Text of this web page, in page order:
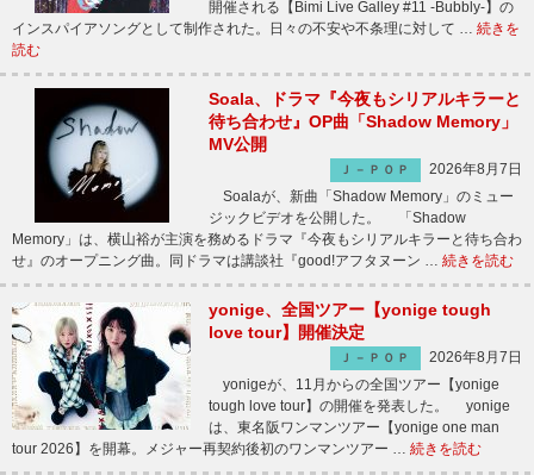
開催される【Bimi Live Galley #11 -Bubbly-】の
インスパイアソングとして制作された。日々の不安や不条理に対して … 続きを
読む
Soala、ドラマ『今夜もシリアルキラーと
待ち合わせ』OP曲「Shadow Memory」
MV公開
Ｊ－ＰＯＰ
2026年8月7日
Soalaが、新曲「Shadow Memory」のミュー
ジックビデオを公開した。 「Shadow
Memory」は、横山裕が主演を務めるドラマ『今夜もシリアルキラーと待ち合わ
せ』のオープニング曲。同ドラマは講談社『good!アフタヌーン … 続きを読む
yonige、全国ツアー【yonige tough
love tour】開催決定
Ｊ－ＰＯＰ
2026年8月7日
yonigeが、11月からの全国ツアー【yonige
tough love tour】の開催を発表した。 yonige
は、東名阪ワンマンツアー【yonige one man
tour 2026】を開幕。メジャー再契約後初のワンマンツアー … 続きを読む